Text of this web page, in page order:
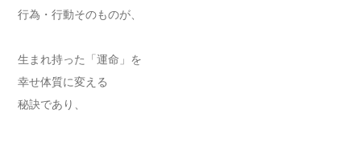
行為・行動そのものが、
生まれ持った「運命」を
幸せ体質に変える
秘訣であり、